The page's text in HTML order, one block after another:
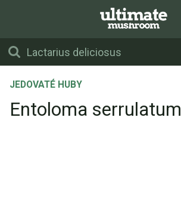
JEDOVATÉ HUBY
Entoloma serrulatum